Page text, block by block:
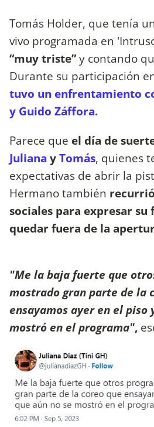
Tomás Holder, que tenía
vivo programada en
“muy triste”y contando
Durante su participación
tuvo un enfrentamiento
y Guido Záffora.
Parece que el día de
Juliana yTomás, quienes
expectativas de abrir la
Hermano también
sociales para expresar
quedar fuera de la
"Me la baja fuerte que
mostrado gran parte de la
ensayamos ayer en el piso
mostró en el programa",